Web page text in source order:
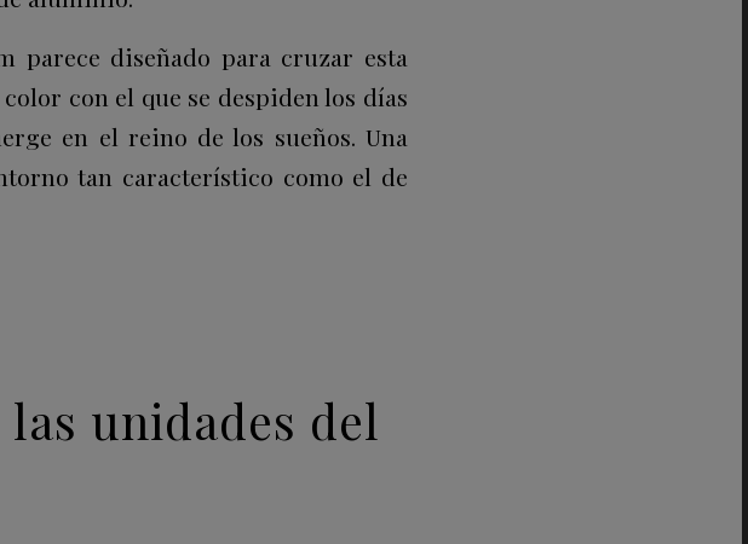
parece diseñado para cruzar esta
con el que se despiden los días
en el reino de los sueños. Una
tan característico como el de
unidades del